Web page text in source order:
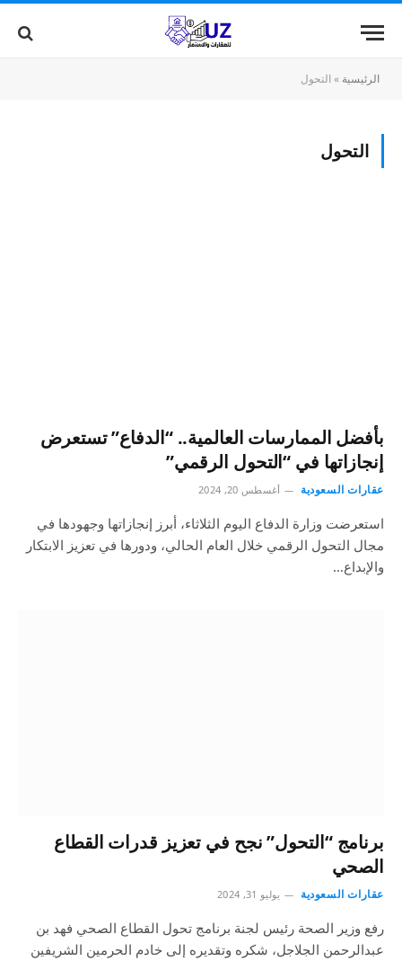
الرئيسية » التحول
التحول
بأفضل الممارسات العالمية.. “الدفاع” تستعرض
إنجازاتها في “التحول الرقمي”
عقارات السعودية أغسطس 20, 2024
استعرضت وزارة الدفاع اليوم الثلاثاء، أبرز إنجازاتها وجهودها في
مجال التحول الرقمي خلال العام الحالي، ودورها في تعزيز الابتكار
والإبداع…
برنامج “التحول” نجح في تعزيز قدرات القطاع
الصحي
عقارات السعودية يوليو 31, 2024
رفع وزير الصحة رئيس لجنة برنامج تحول القطاع الصحي فهد بن
عبدالرحمن الجلاجل، شكره وتقديره إلى خادم الحرمين الشريفين